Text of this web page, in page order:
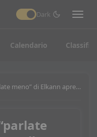
Dark
Calendario
Ferrari: la critica “parlate meno” di Elkann apre il caso interno